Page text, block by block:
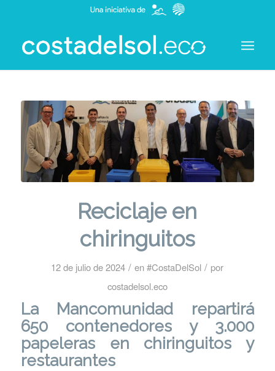
Reciclaje en
chiringuitos
12 de julio de 2024 / en#CostaDelSol / por
costadelsol.eco
La Mancomunidad repartirá
650 contenedores y 3.000
papeleras en chiringuitos y
restaurantes